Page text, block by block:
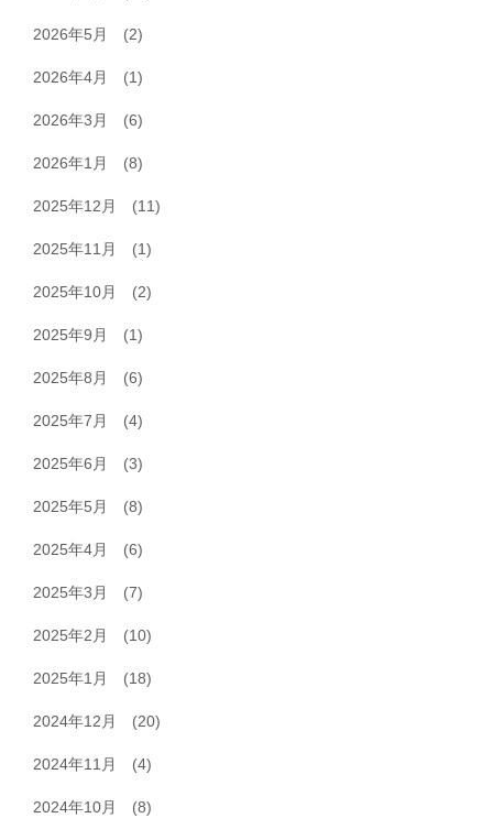
2026年5月 (2)
2026年4月 (1)
2026年3月 (6)
2026年1月 (8)
2025年12月 (11)
2025年11月 (1)
2025年10月 (2)
2025年9月 (1)
2025年8月 (6)
2025年7月 (4)
2025年6月 (3)
2025年5月 (8)
2025年4月 (6)
2025年3月 (7)
2025年2月 (10)
2025年1月 (18)
2024年12月 (20)
2024年11月 (4)
2024年10月 (8)